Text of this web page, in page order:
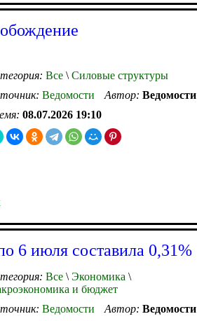
Все \ Силовые структуры
Ведомости Автор: Ведомости
08.07.2026 19:10
6 июля составила 0,31%
Все \ Экономика \
и бюджет
Ведомости Автор: Ведомости